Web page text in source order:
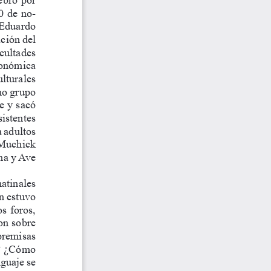
de no-
del
grupo
y sacó
adultos
y Ave
estuvo
foros,
sobre
¿Cómo
se